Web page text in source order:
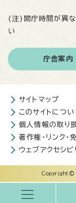
(注)開庁時間が異な
い
庁舎案内
サイトマップ
このサイトについ
個人情報の取り
著作権・リンク・
ウェブアクセシ
Copyright ©